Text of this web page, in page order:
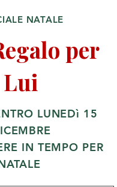
NATALE
per
Lui
LUNEDì 15
IN TEMPO PER